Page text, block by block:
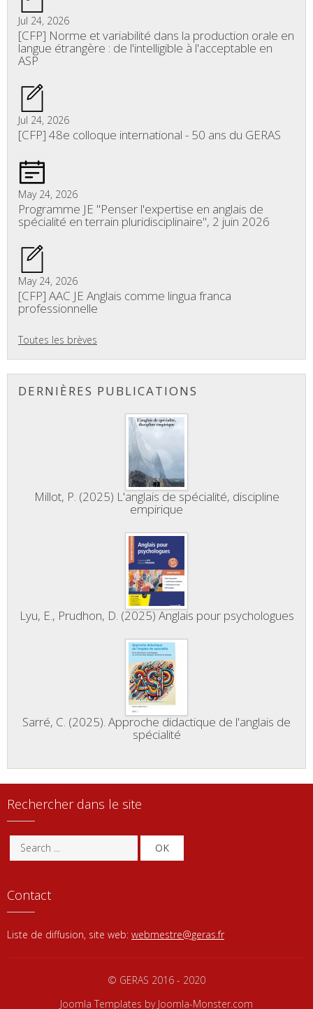
Jul 24, 2026
[CFP] Norme et variabilité dans la production orale en
langue étrangère : de l'intelligible à l'acceptable en
ASP
Jul 24, 2026
[CFP] 48e colloque international - 50 ans du GERAS
May 24, 2026
Programme JE "Penser l'expertise en anglais de
spécialité en terrain pluridisciplinaire", 2 juin 2026
May 24, 2026
[CFP] AAC JE Anglais comme lingua franca
professionnelle
Toutes les brèves
DERNIÈRES PUBLICATIONS
Millot, P. (2025) L'anglais de spécialité, discipline
empirique
Lyu, E., Prudhon, D. (2025) Anglais pour psychologues
Sarré, C. (2025). Approche didactique de l'anglais de
spécialité
Rechercher dans le site
OK
Contact
Liste de diffusion, site web: webmestre@geras.fr
© GERAS 2016 - 2020
Joomla Templates by Joomla-Monster.com